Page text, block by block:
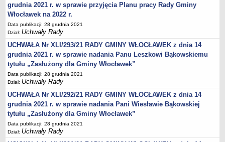
PRAWO LOKALNE
Strategia rozwoju
Zagospodarowanie przestrzenne
Program opieki nad zabytkami
Według roczników
DZIAŁ WYBORCZY
Wybory Prezydenckie 28 czerwca 2020
Wybory Prezydenckie 2020
Wybory do Sejmu i do Senatu 2019
Wybory posłów do Parlamentu Europejskiego 2019
Wybory Samorządowe 2018 r.
grudnia 2021 r. w sprawie przyjęcia Planu pracy Rady Gminy
Włocławek na 2022 r.
Data publikacji: 28 grudnia 2021
Dział: Uchwały Rady
UCHWAŁA Nr XLI/293/21 RADY GMINY WŁOCŁAWEK z dnia 14
grudnia 2021 r. w sprawie nadania Panu Leszkowi Bąkowskiemu
tytułu „Zasłużony dla Gminy Włocławek”
Data publikacji: 28 grudnia 2021
Dział: Uchwały Rady
UCHWAŁA Nr XLI/292/21 RADY GMINY WŁOCŁAWEK z dnia 14
grudnia 2021 r. w sprawie nadania Pani Wiesławie Bąkowskiej
tytułu „Zasłużony dla Gminy Włocławek”
Data publikacji: 28 grudnia 2021
Dział: Uchwały Rady